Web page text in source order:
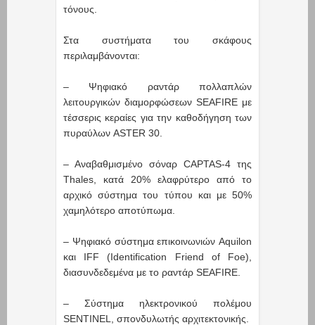
τόνους.
Στα συστήματα του σκάφους
περιλαμβάνονται:
– Ψηφιακό ραντάρ πολλαπλών
λειτουργικών διαμορφώσεων SEAFIRE με
τέσσερις κεραίες για την καθοδήγηση των
πυραύλων ASTER 30.
– Αναβαθμισμένο σόναρ CAPTAS-4 της
Thales, κατά 20% ελαφρύτερο από το
αρχικό σύστημα του τύπου και με 50%
χαμηλότερο αποτύπωμα.
– Ψηφιακό σύστημα επικοινωνιών Aquilon
και IFF (Identification Friend of Foe),
διασυνδεδεμένα με το ραντάρ SEAFIRE.
– Σύστημα ηλεκτρονικού πολέμου
SENTINEL, σπονδυλωτής αρχιτεκτονικής.